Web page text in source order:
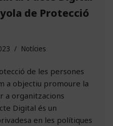
de Protecció
Notícies
de les persones
a objectiu promoure la
a organitzacions
Digital és un
en les polítiques